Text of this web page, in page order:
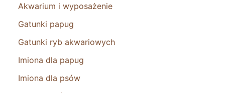
Akwarium i wyposażenie
Gatunki papug
Gatunki ryb akwariowych
Imiona dla papug
Imiona dla psów